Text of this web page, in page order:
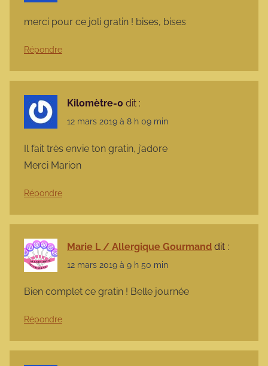
merci pour ce joli gratin ! bises, bises
Répondre
Kilomètre-0 dit :
12 mars 2019 à 8 h 09 min
Il fait très envie ton gratin, j’adore
Merci Marion
Répondre
Marie L / Allergique Gourmand dit :
12 mars 2019 à 9 h 50 min
Bien complet ce gratin ! Belle journée
Répondre